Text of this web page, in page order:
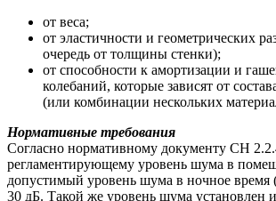
от веса;
от эластичности и геометрических
очередь от толщины стенки);
от способности к амортизации и
колебаний, которые зависят от
(или комбинации нескольких
Нормативные требования
Согласно нормативному документу СН
регламентирующему уровень шума в
допустимый уровень шума в ночное время
30 дБ. Такой же уровень шума установлен